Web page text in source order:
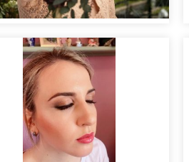
nupcial "Clara".